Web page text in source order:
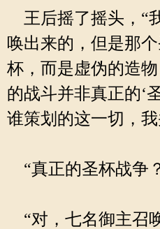
王后摇了摇头，“
唤出来的，但是那
杯，而是虚伪的造
的战斗并非真正的‘
谁策划的这一切，
“真正的圣杯战争
“对，七名御主召